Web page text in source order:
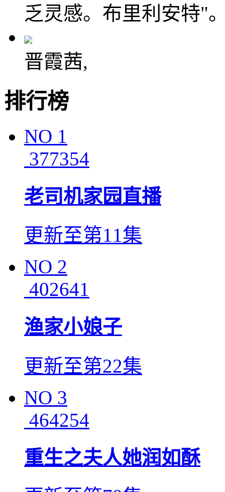
乏灵感。布里利安特"
晋霞茜,
排行榜
NO 1
377354
老司机家园直播
更新至第11集
NO 2
402641
渔家小娘子
更新至第22集
NO 3
464254
重生之夫人她润如酥